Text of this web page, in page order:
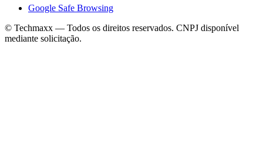
Google Safe Browsing
© Techmaxx — Todos os direitos reservados. CNPJ disponível
mediante solicitação.